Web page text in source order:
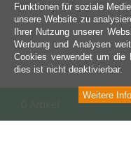
Funktionen für soziale
unsere Website zu
Ihrer Nutzung unserer
Werbung und Analysen
Cookies verwendet um die
dies ist nicht deaktivierbar.
Weitere